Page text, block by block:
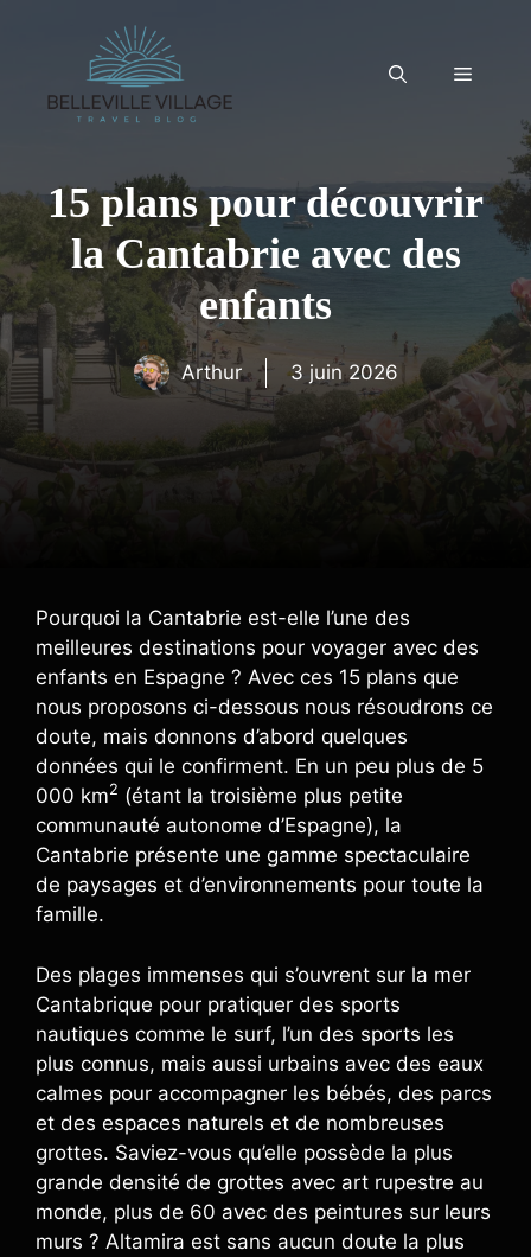
Menu
15 plans pour découvrir
la Cantabrie avec des
enfants
Arthur 3 juin 2026
Pourquoi la Cantabrie est-elle l’une des
meilleures destinations pour voyager avec des
enfants en Espagne ? Avec ces 15 plans que
nous proposons ci-dessous nous résoudrons ce
doute, mais donnons d’abord quelques
données qui le confirment. En un peu plus de 5
000 km2 (étant la troisième plus petite
communauté autonome d’Espagne), la
Cantabrie présente une gamme spectaculaire
de paysages et d’environnements pour toute la
famille.
Des plages immenses qui s’ouvrent sur la mer
Cantabrique pour pratiquer des sports
nautiques comme le surf, l’un des sports les
plus connus, mais aussi urbains avec des eaux
calmes pour accompagner les bébés, des parcs
et des espaces naturels et de nombreuses
grottes. Saviez-vous qu’elle possède la plus
grande densité de grottes avec art rupestre au
monde, plus de 60 avec des peintures sur leurs
murs ? Altamira est sans aucun doute la plus